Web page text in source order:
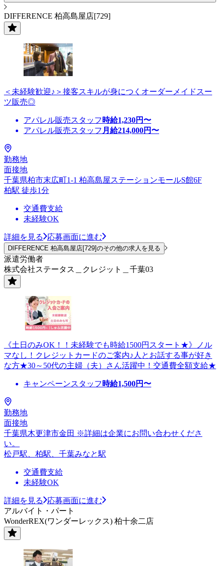
DIFFERENCE 柏高島屋店[729]
＜未経験歓迎♪＞接客スキルが身につくオーダーメイドスー
ツ販売◎
アパレル販売スタッフ 時給1,230円〜
アパレル販売スタッフ 月給214,000円〜
勤務地
面接地
千葉県柏市末広町1-1 柏高島屋ステーションモールS館6F
柏駅 徒歩1分
交通費支給
未経験OK
詳細を見る 応募画面に進む
DIFFERENCE 柏高島屋店[729]のその他の求人を見る
派遣労働者
株式会社ステータス＿クレジット＿千葉03
《土日のみOK！！未経験でも時給1500円スタート★》ノル
マなし！クレジットカードのご案内♪人とお話する事が好き
な方★30～50代の主婦（夫）さん活躍中！交通費全額支給★
キャンペーンスタッフ 時給1,500円〜
勤務地
面接地
千葉県木更津市金田 ※詳細は企業にお問い合わせくださ
い。
松戸駅、柏駅、千葉みなと駅
交通費支給
未経験OK
詳細を見る
応募画面に進む
アルバイト・パート
WonderREX(ワンダーレックス) 柏十余二店